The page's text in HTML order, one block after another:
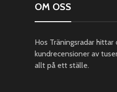
OM OSS
Hos Träningsradar
kundrecensioner av
allt på ett ställe.